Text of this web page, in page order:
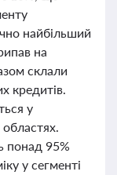
найбільший
на
склали
кредитів.
у
областях.
понад 95%
у сегменті